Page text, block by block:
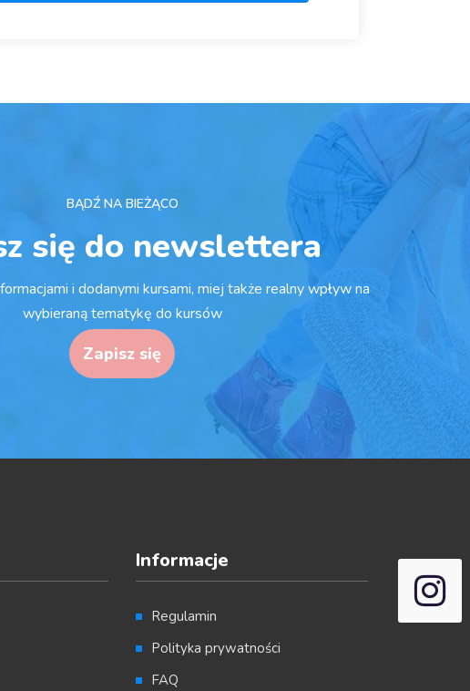
BĄDŹ NA BIEŻĄCO
się do newslettera
i dodanymi kursami, miej także realny wpływ na
wybieraną tematykę do kursów
Zapisz się
Informacje
Regulamin
Polityka prywatności
FAQ